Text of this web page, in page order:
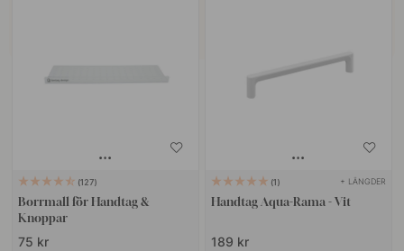
127
Borrmall för Handtag &
Knoppar
75 kr
1 + LÄNGDER
Handtag Aqua-Rama - Vit
189 kr